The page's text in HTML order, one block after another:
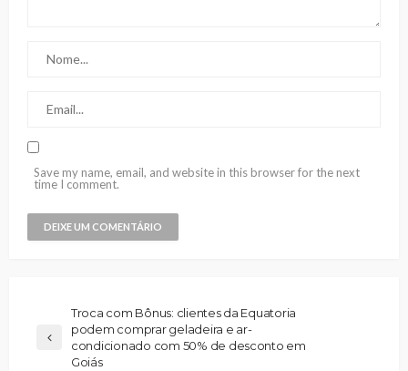
Save my name, email, and website in this browser for the next
time I comment.
Troca com Bônus: clientes da Equatoria
podem comprar geladeira e ar-
condicionado com 50% de desconto em
Goiás